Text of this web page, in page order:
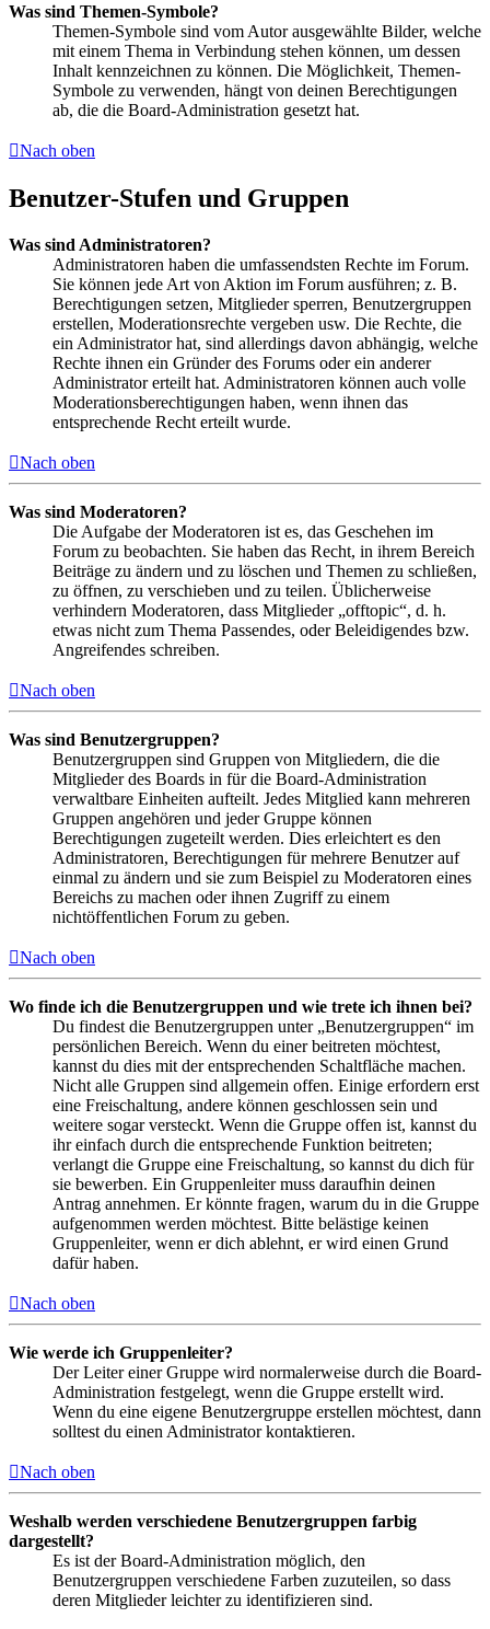
Was sind Themen-Symbole?
Themen-Symbole sind vom Autor ausgewählte Bilder, welche
mit einem Thema in Verbindung stehen können, um dessen
Inhalt kennzeichnen zu können. Die Möglichkeit, Themen-
Symbole zu verwenden, hängt von deinen Berechtigungen
ab, die die Board-Administration gesetzt hat.
Nach oben
Benutzer-Stufen und Gruppen
Was sind Administratoren?
Administratoren haben die umfassendsten Rechte im Forum.
Sie können jede Art von Aktion im Forum ausführen; z. B.
Berechtigungen setzen, Mitglieder sperren, Benutzergruppen
erstellen, Moderationsrechte vergeben usw. Die Rechte, die
ein Administrator hat, sind allerdings davon abhängig, welche
Rechte ihnen ein Gründer des Forums oder ein anderer
Administrator erteilt hat. Administratoren können auch volle
Moderationsberechtigungen haben, wenn ihnen das
entsprechende Recht erteilt wurde.
Nach oben
Was sind Moderatoren?
Die Aufgabe der Moderatoren ist es, das Geschehen im
Forum zu beobachten. Sie haben das Recht, in ihrem Bereich
Beiträge zu ändern und zu löschen und Themen zu schließen,
zu öffnen, zu verschieben und zu teilen. Üblicherweise
verhindern Moderatoren, dass Mitglieder „offtopic“, d. h.
etwas nicht zum Thema Passendes, oder Beleidigendes bzw.
Angreifendes schreiben.
Nach oben
Was sind Benutzergruppen?
Benutzergruppen sind Gruppen von Mitgliedern, die die
Mitglieder des Boards in für die Board-Administration
verwaltbare Einheiten aufteilt. Jedes Mitglied kann mehreren
Gruppen angehören und jeder Gruppe können
Berechtigungen zugeteilt werden. Dies erleichtert es den
Administratoren, Berechtigungen für mehrere Benutzer auf
einmal zu ändern und sie zum Beispiel zu Moderatoren eines
Bereichs zu machen oder ihnen Zugriff zu einem
nichtöffentlichen Forum zu geben.
Nach oben
Wo finde ich die Benutzergruppen und wie trete ich ihnen bei?
Du findest die Benutzergruppen unter „Benutzergruppen“ im
persönlichen Bereich. Wenn du einer beitreten möchtest,
kannst du dies mit der entsprechenden Schaltfläche machen.
Nicht alle Gruppen sind allgemein offen. Einige erfordern erst
eine Freischaltung, andere können geschlossen sein und
weitere sogar versteckt. Wenn die Gruppe offen ist, kannst du
ihr einfach durch die entsprechende Funktion beitreten;
verlangt die Gruppe eine Freischaltung, so kannst du dich für
sie bewerben. Ein Gruppenleiter muss daraufhin deinen
Antrag annehmen. Er könnte fragen, warum du in die Gruppe
aufgenommen werden möchtest. Bitte belästige keinen
Gruppenleiter, wenn er dich ablehnt, er wird einen Grund
dafür haben.
Nach oben
Wie werde ich Gruppenleiter?
Der Leiter einer Gruppe wird normalerweise durch die Board-
Administration festgelegt, wenn die Gruppe erstellt wird.
Wenn du eine eigene Benutzergruppe erstellen möchtest, dann
solltest du einen Administrator kontaktieren.
Nach oben
Weshalb werden verschiedene Benutzergruppen farbig
dargestellt?
Es ist der Board-Administration möglich, den
Benutzergruppen verschiedene Farben zuzuteilen, so dass
deren Mitglieder leichter zu identifizieren sind.